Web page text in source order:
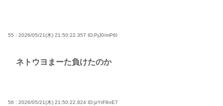
55 : 2026/05/21(木) 21:50:22.357 ID:PjJ0/mP6I
ネトウヨまーた負けたのか
56 : 2026/05/21(木) 21:50:22.824 ID:jzYtF8nE7